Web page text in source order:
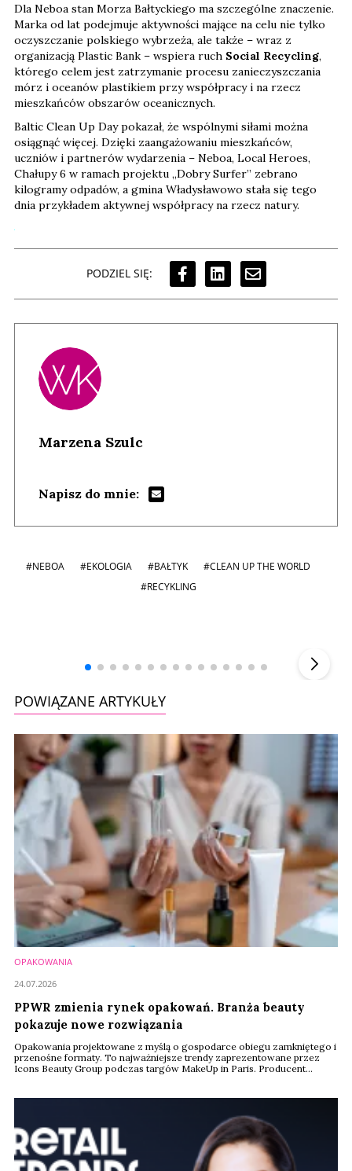
Dla Neboa stan Morza Bałtyckiego ma szczególne znaczenie.
Marka od lat podejmuje aktywności mające na celu nie tylko
oczyszczanie polskiego wybrzeża, ale także – wraz z
organizacją Plastic Bank – wspiera ruch Social Recycling,
którego celem jest zatrzymanie procesu zanieczyszczania
mórz i oceanów plastikiem przy współpracy i na rzecz
mieszkańców obszarów oceanicznych.
Baltic Clean Up Day pokazał, że wspólnymi siłami można
osiągnąć więcej. Dzięki zaangażowaniu mieszkańców,
uczniów i partnerów wydarzenia – Neboa, Local Heroes,
Chałupy 6 w ramach projektu „Dobry Surfer” zebrano
kilogramy odpadów, a gmina Władysławowo stała się tego
dnia przykładem aktywnej współpracy na rzecz natury.
PODZIEL SIĘ:
Marzena Szulc
Napisz do mnie:
#NEBOA #EKOLOGIA #BAŁTYK
#CLEAN UP THE WORLD
#RECYKLING
POWIĄZANE ARTYKUŁY
OPAKOWANIA
PPWR zmienia rynek opakowań. Branża beauty
pokazuje nowe rozwiązania
Opakowania projektowane z myślą o gospodarce obiegu zamkniętego i
przenośne formaty. To najważniejsze trendy zaprezentowane przez
Icons Beauty Group podczas targów MakeUp in Paris. Producent
w całej Unii Europejskiej.
24.07.2026